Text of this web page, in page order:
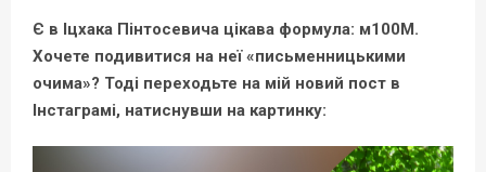
Є в Іцхака Пінтосевича цікава формула: м100М.
Хочете подивитися на неї «письменницькими
очима»? Тоді переходьте на мій новий пост в
Інстаграмі, натиснувши на картинку: